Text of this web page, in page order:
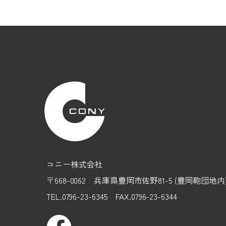
コニー株式会社
〒668-0062 兵庫県豊岡市佐野81-5 (豊岡鞄団地
TEL.0796-23-6345 FAX.0796-23-6344